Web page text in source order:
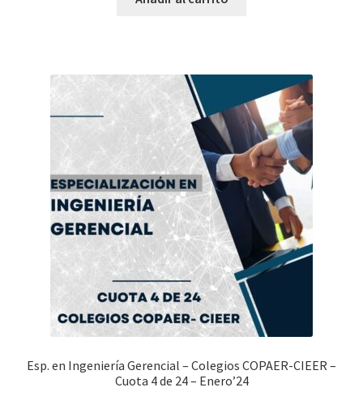
Esp. en Ingeniería Gerencial – Colegios COPAER-CIEER –
Cuota 4 de 24 – Enero’24